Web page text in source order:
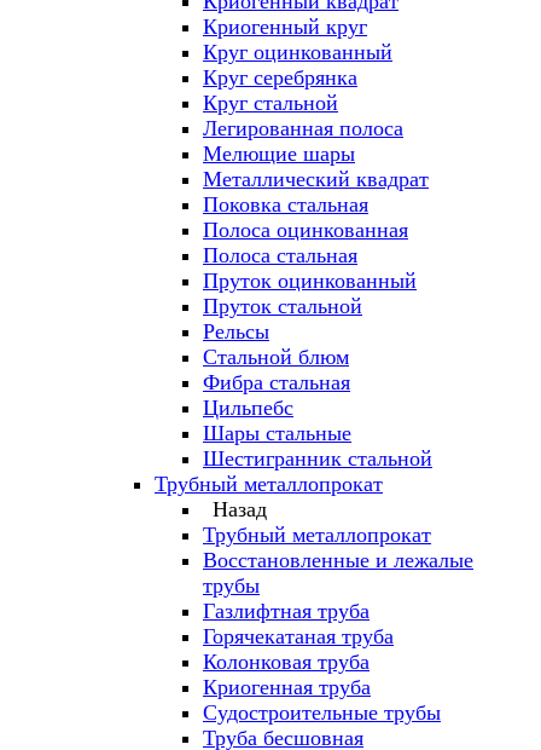
Криогенный круг
Круг оцинкованный
Круг серебрянка
Круг стальной
Легированная полоса
Мелющие шары
Металлический квадрат
Поковка стальная
Полоса оцинкованная
Полоса стальная
Пруток оцинкованный
Пруток стальной
Рельсы
Стальной блюм
Фибра стальная
Цильпебс
Шары стальные
Шестигранник стальной
Трубный металлопрокат
Назад
Трубный металлопрокат
Восстановленные и лежалые
трубы
Газлифтная труба
Горячекатаная труба
Колонковая труба
Криогенная труба
Судостроительные трубы
Труба бесшовная